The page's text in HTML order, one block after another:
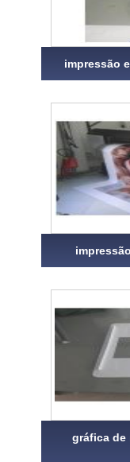
impressão
gráfica de